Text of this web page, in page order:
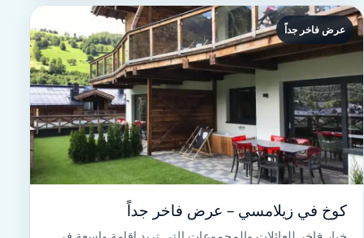
عرض فاخر جداً
كوخ في زيلامسي – عرض فاخر جداً